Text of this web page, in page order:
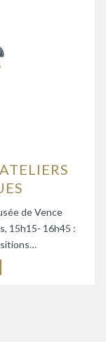
de Vence
15h15- 16h45 :